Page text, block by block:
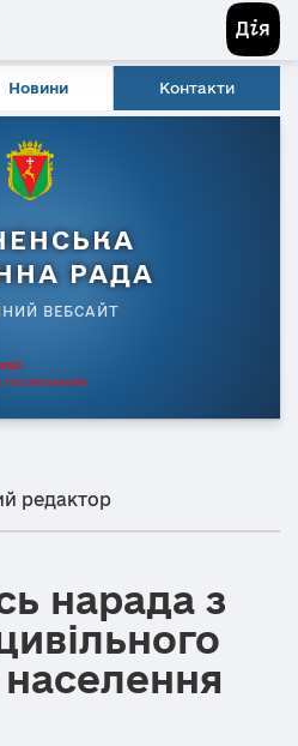
Новини Контакти
РАДА
ВЕБСАЙТ
посиланням
редактор
нарада з